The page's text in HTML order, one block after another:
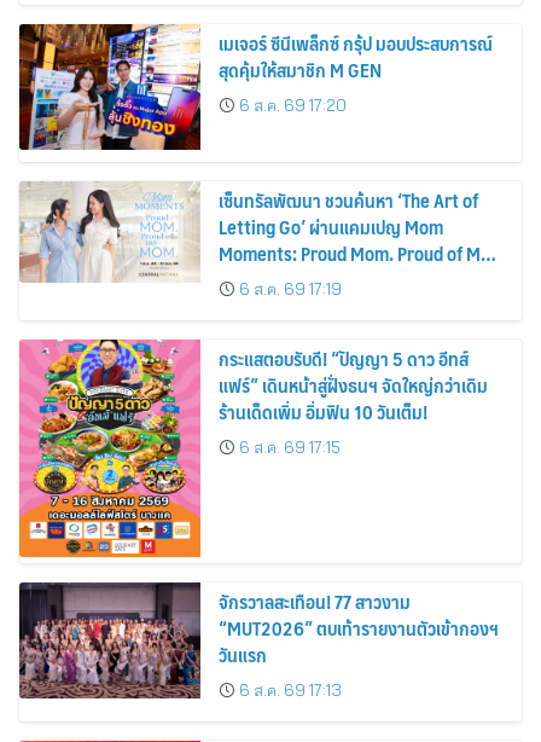
เมเจอร์ ซีนีเพล็กซ์ กรุ้ป มอบประสบการณ์
สุดคุ้มให้สมาชิก M GEN
6 ส.ค. 69 17:20
เซ็นทรัลพัฒนา ชวนค้นหา ‘The Art of
Letting Go’ ผ่านแคมเปญ Mom
Moments: Proud Mom. Proud of My
Mom.6 ส.ค. 69 17:19
กระแสตอบรับดี! “ปัญญา 5 ดาว อีทส์
แฟร์” เดินหน้าสู่ฝั่งธนฯ จัดใหญ่กว่าเดิม
ร้านเด็ดเพิ่ม อิ่มฟิน 10 วันเต็ม!
6 ส.ค. 69 17:15
จักรวาลสะเทือน! 77 สาวงาม
“MUT2026” ตบเท้ารายงานตัวเข้ากองฯ
วันแรก
6 ส.ค. 69 17:13